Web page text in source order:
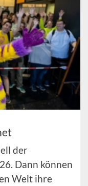
der
Dann können
Welt ihre